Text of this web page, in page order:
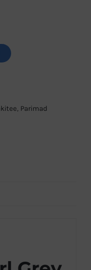
, Parimad